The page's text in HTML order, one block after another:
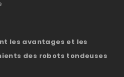
les avantages et les
des robots tondeuses